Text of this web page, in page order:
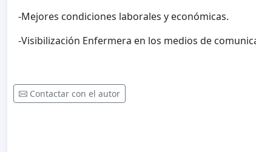
-Mejores condiciones laborales y económicas.
-Visibilización Enfermera en los medios de
Contactar con el autor